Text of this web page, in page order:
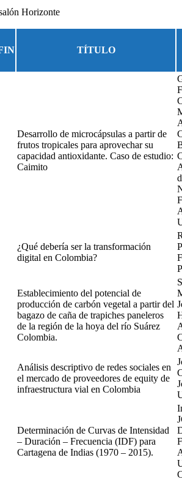
Horizonte
TÍTULO
Desarrollo de microcápsulas a partir de
frutos tropicales para aprovechar su
capacidad antioxidante. Caso de estudio:
Caimito
¿Qué debería ser la transformación
digital en Colombia?
Establecimiento del potencial de
producción de carbón vegetal a partir del
bagazo de caña de trapiches paneleros
de la región de la hoya del río Suárez
Colombia.
Análisis descriptivo de redes sociales en
el mercado de proveedores de equity de
infraestructura vial en Colombia
Determinación de Curvas de Intensidad
– Duración – Frecuencia (IDF) para
Cartagena de Indias (1970 – 2015).